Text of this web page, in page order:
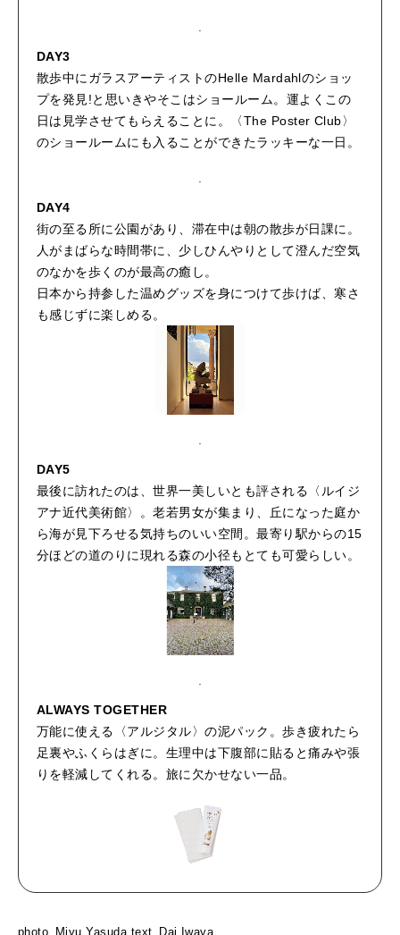
DAY3
散歩中にガラスアーティストのHelle Mardahlのショッ
プを発見!と思いきやそこはショールーム。運よくこの
日は見学させてもらえることに。〈The Poster Club〉
のショールームにも入ることができたラッキーな一日。
DAY4
街の至る所に公園があり、滞在中は朝の散歩が日課に。
人がまばらな時間帯に、少しひんやりとして澄んだ空気
のなかを歩くのが最高の癒し。
日本から持参した温めグッズを身につけて歩けば、寒さ
も感じずに楽しめる。
DAY5
最後に訪れたのは、世界一美しいとも評される〈ルイジ
アナ近代美術館〉。老若男女が集まり、丘になった庭か
ら海が見下ろせる気持ちのいい空間。最寄り駅からの15
分ほどの道のりに現れる森の小径もとても可愛らしい。
ALWAYS TOGETHER
万能に使える〈アルジタル〉の泥パック。歩き疲れたら
足裏やふくらはぎに。生理中は下腹部に貼ると痛みや張
りを軽減してくれる。旅に欠かせない一品。
photo_Miyu Yasuda text_Dai Iwaya